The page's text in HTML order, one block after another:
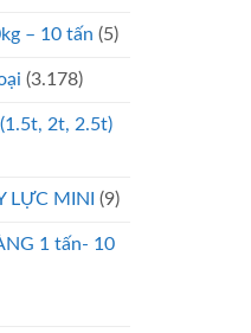
– 10 tấn (5)
(3.178)
2t, 2.5t)
LỰC MINI
(9)
1 tấn- 10